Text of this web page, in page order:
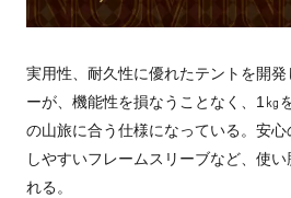
実用性、耐久性に優れたテントを開
ーが、機能性を損なうことなく、1㎏
の山旅に合う仕様になっている。安
しやすいフレームスリーブなど、使
れる。